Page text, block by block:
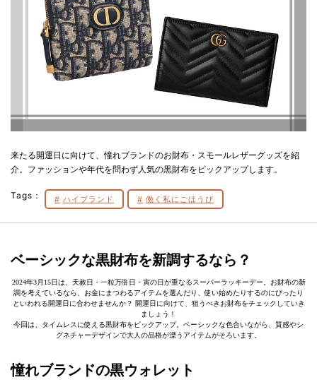
来たる開運日に向けて、憧れブランドのお財布・スモールレザーグッズを紹
介。ファッションや年代を問わず人気の黒財布をピックアップします。
Tags： ハイブランド 働く私にごほうび
ベーシックな黒財布を新調するなら？
2024年3月15日は、天赦日・一粒万倍日・寅の日が重なるスーパーラッキーデー。お財布の新
調を考えているなら、お金にまつわるアイテムを選んだり、使い始めたりするのにぴったり
といわれる開運日に合わせませんか？ 開運日に向けて、狙うべきお財布をチェックしていき
ましょう！
今回は、タイムレスに使える黒財布をピックアップ。ベーシックな色合いながら、質感やシ
グネチャーデザインで大人の品格が漂うアイテムがそろいます。
憧れブランドの黒ウォレット